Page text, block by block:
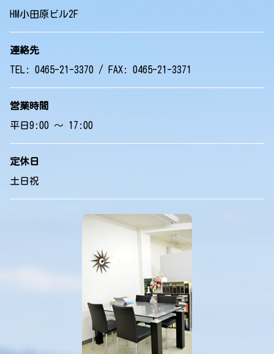
HM小田原ビル2F
連絡先
TEL: 0465-21-3370 / FAX: 0465-21-3371
営業時間
平日9:00 ～ 17:00
定休日
土日祝